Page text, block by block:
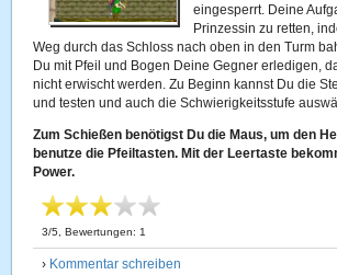
eingesperrt. Deine
Prinzessin zu retten,
Weg durch das Schloss nach oben in den Turm
Du mit Pfeil und Bogen Deine Gegner erledigen,
nicht erwischt werden. Zu Beginn kannst Du die
und testen und auch die Schwierigkeitsstufe
Zum Schießen benötigst Du die Maus, um den
benutze die Pfeiltasten. Mit der Leertaste
Power.
3/5 , Bewertungen: 1
› Kommentar schreiben